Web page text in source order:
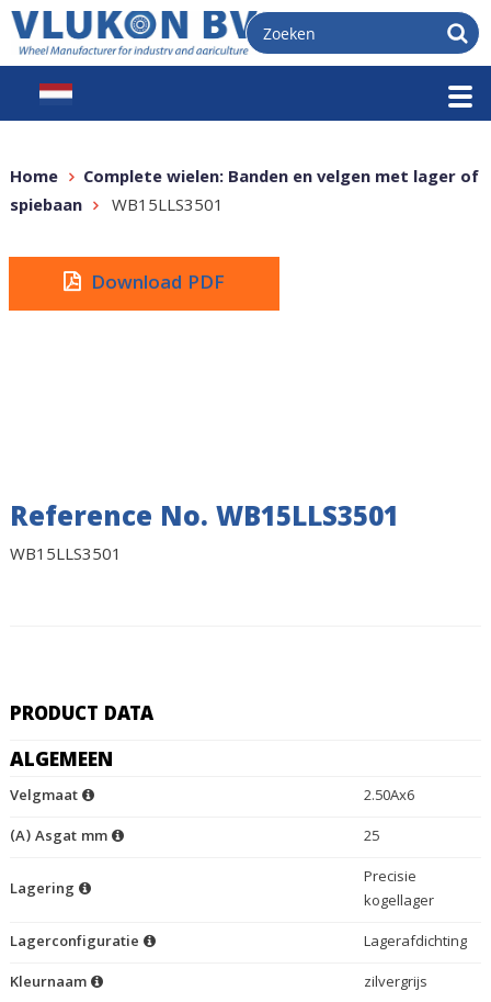
Home
Complete wielen: Banden en velgen met lager of
spiebaan
WB15LLS3501
Download PDF
Reference No. WB15LLS3501
WB15LLS3501
PRODUCT DATA
ALGEMEEN
Velgmaat
2.50Ax6
(A) Asgat mm
25
Lagering
Precisie
kogellager
Lagerconfiguratie
Lagerafdichting
Kleurnaam
zilvergrijs